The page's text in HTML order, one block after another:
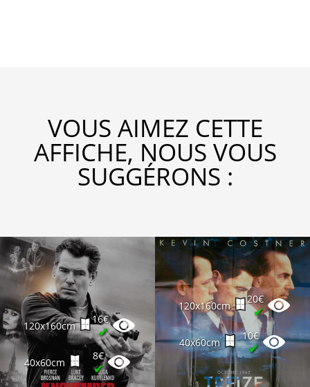
VOUS AIMEZ CETTE
AFFICHE, NOUS VOUS
SUGGÉRONS :
120x160cm
16€
✔
40x60cm
8€
✔
120x160cm
20€
✔
40x60cm
10€
✔